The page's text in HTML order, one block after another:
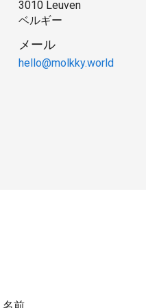
3010 Leuven
ベルギー
メール
hello@molkky.world